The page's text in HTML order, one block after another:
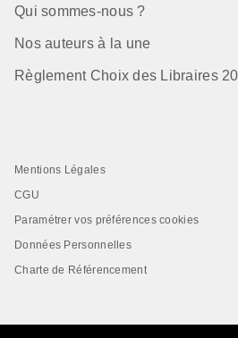
Qui sommes-nous ?
Nos auteurs à la une
Règlement Choix des Libraires
Mentions Légales
CGU
Paramétrer vos préférences cookies
Données Personnelles
Charte de Référencement